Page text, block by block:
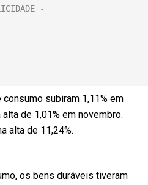
subiram 1,11% em
de 1,01% em novembro.
alta de 11,24%.
os bens duráveis tiveram